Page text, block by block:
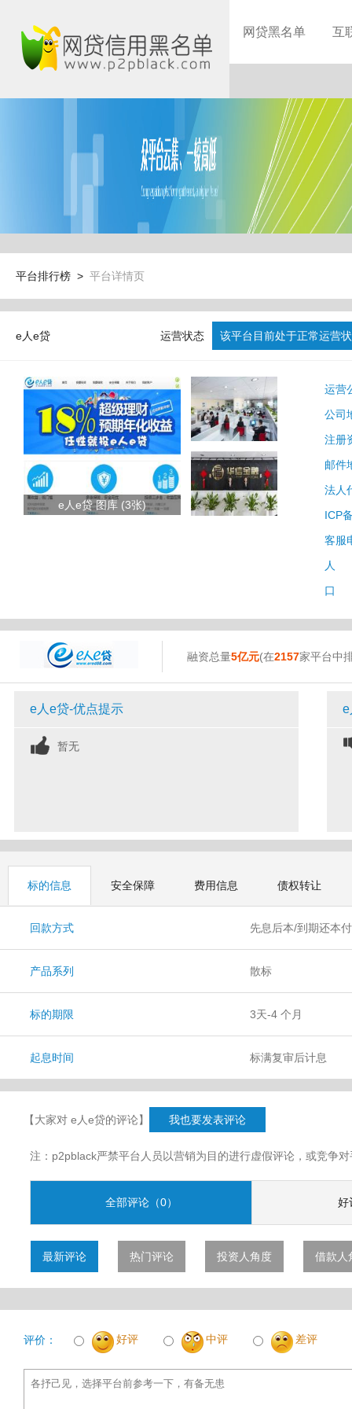
网贷黑名单 互
平台排行榜 > 平台详情页
e人e贷 运营状态 该平台目前处于正常运营
e人e贷 图库 (3张)
运营
公司
注册
邮件
法人
ICP
客服
人
口
融资总量5亿元(在2157家平台中
e人e贷-优点提示
暂无
e
标的信息 安全保障 费用信息 债权转让
回款方式 先息后本/到期还本
产品系列 散标
标的期限 3天-4 个月
起息时间 标满复审后计息
【大家对 e人e贷的评论】 我也要发表评论
注：p2pblack严禁平台人员以营销为目的进行虚假评论，或竞争
全部评论（0） 好
最新评论 热门评论 投资人角度 借款人
评价： 好评 中评 差评